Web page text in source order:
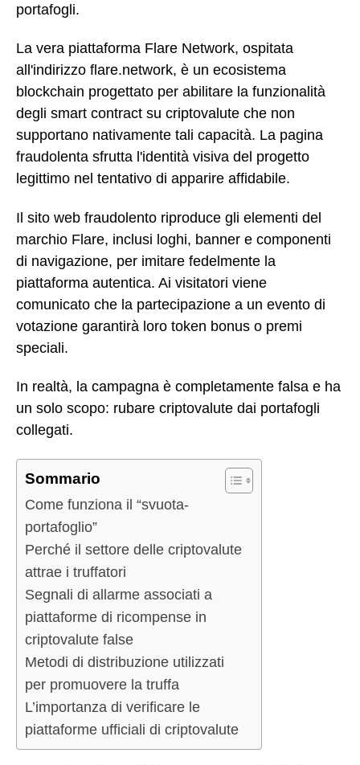
portafogli.
La vera piattaforma Flare Network, ospitata
all'indirizzo flare.network, è un ecosistema
blockchain progettato per abilitare la funzionalità
degli smart contract su criptovalute che non
supportano nativamente tali capacità. La pagina
fraudolenta sfrutta l'identità visiva del progetto
legittimo nel tentativo di apparire affidabile.
Il sito web fraudolento riproduce gli elementi del
marchio Flare, inclusi loghi, banner e componenti
di navigazione, per imitare fedelmente la
piattaforma autentica. Ai visitatori viene
comunicato che la partecipazione a un evento di
votazione garantirà loro token bonus o premi
speciali.
In realtà, la campagna è completamente falsa e ha
un solo scopo: rubare criptovalute dai portafogli
collegati.
Sommario
Come funziona il “svuota-
portafoglio”
Perché il settore delle criptovalute
attrae i truffatori
Segnali di allarme associati a
piattaforme di ricompense in
criptovalute false
Metodi di distribuzione utilizzati
per promuovere la truffa
L’importanza di verificare le
piattaforme ufficiali di criptovalute